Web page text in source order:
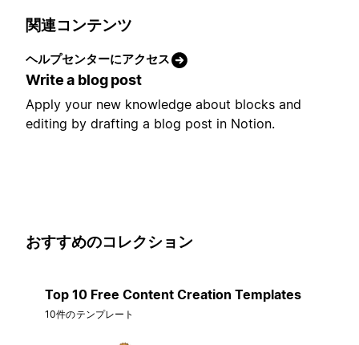
関連コンテンツ
ヘルプセンターにアクセス
Write a blog post
Apply your new knowledge about blocks and
editing by drafting a blog post in Notion.
おすすめのコレクション
Top 10 Free Content Creation Templates
10件のテンプレート